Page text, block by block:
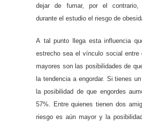
dejar de fumar, por el contrario,
durante el estudio el riesgo de
A tal punto llega esta influencia
estrecho sea el vínculo social entre
mayores son las posibilidades de
la tendencia a engordar. Si tienes
la posibilidad de que engordes
57%. Entre quienes tienen dos
riesgo es aún mayor y la